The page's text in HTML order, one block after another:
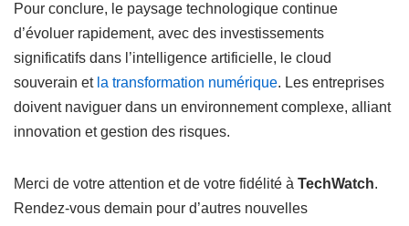
Pour conclure, le paysage technologique continue
d’évoluer rapidement, avec des investissements
significatifs dans l’intelligence artificielle, le cloud
souverain et la transformation numérique. Les entreprises
doivent naviguer dans un environnement complexe, alliant
innovation et gestion des risques.
Merci de votre attention et de votre fidélité à TechWatch.
Rendez-vous demain pour d’autres nouvelles